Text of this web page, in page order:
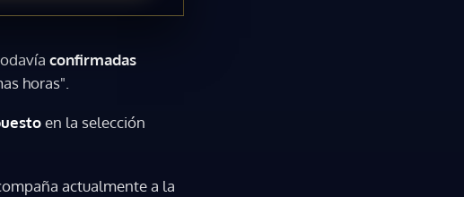
confirmadas
horas".
en la selección
actualmente a la